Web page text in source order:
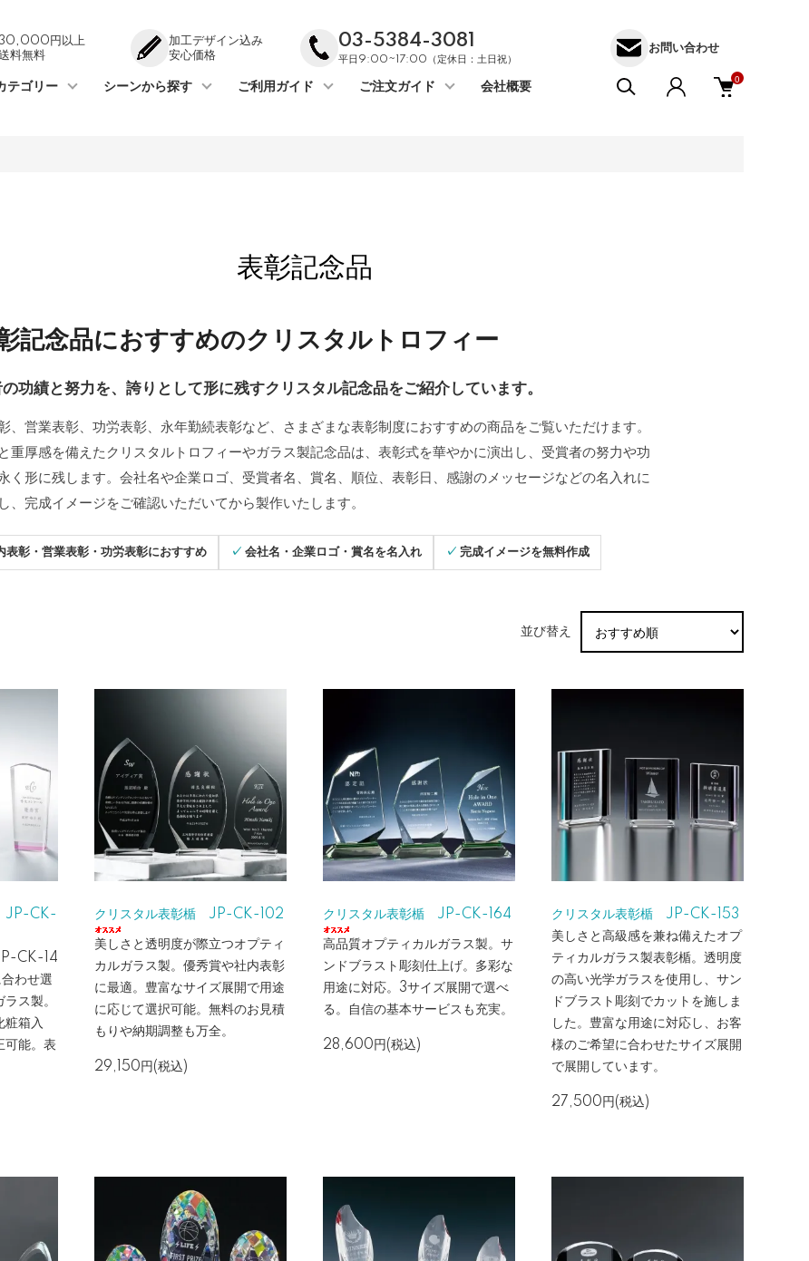
円以上
料無料
加工デザイン込み
安心価格
03-5384-3081
平日9:00~17:00（定休日：土日祝）
お問い合わせ
テゴリー シーンから探す ご利用ガイド ご注文ガイド 会社概要
0
表彰記念品
記念品におすすめのクリスタルトロフィー
功績と努力を、誇りとして形に残すクリスタル記念品をご紹介しています。
、営業表彰、功労表彰、永年勤続表彰など、さまざまな表彰制度におすすめの商品をご覧いただけます。
重厚感を備えたクリスタルトロフィーやガラス製記念品は、表彰式を華やかに演出し、受賞者の努力や功
く形に残します。会社名や企業ロゴ、受賞者名、賞名、順位、表彰日、感謝のメッセージなどの名入れに
、完成イメージをご確認いただいてから製作いたします。
内表彰・営業表彰・功労表彰におすすめ ✓ 会社名・企業ロゴ・賞名を名入れ ✓ 完成イメージを無料作成
並び替え
JP-CK-
CK-14
わせ選
ス製。
粧箱入
可能。表
クリスタル表彰楯 JP-CK-102
美しさと透明度が際立つオプティ
カルガラス製。優秀賞や社内表彰
に最適。豊富なサイズ展開で用途
に応じて選択可能。無料のお見積
もりや納期調整も万全。
29,150円(税込)
クリスタル表彰楯 JP-CK-164
高品質オプティカルガラス製。サ
ンドブラスト彫刻仕上げ。多彩な
用途に対応。3サイズ展開で選べ
る。自信の基本サービスも充実。
28,600円(税込)
クリスタル表彰楯 JP-CK-153
美しさと高級感を兼ね備えたオプ
ティカルガラス製表彰楯。透明度
の高い光学ガラスを使用し、サン
ドブラスト彫刻でカットを施しま
した。豊富な用途に対応し、お客
様のご希望に合わせたサイズ展開
で展開しています。
27,500円(税込)